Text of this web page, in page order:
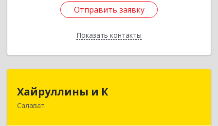
Отправить заявку
Показать контакты
Отправить заявку
Назад
Хайруллины и К
Салават